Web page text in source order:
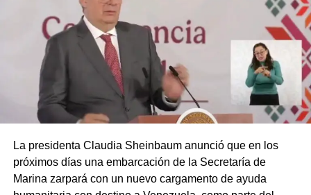
La presidenta Claudia Sheinbaum anunció que en los
próximos días una embarcación de la Secretaría de
Marina zarpará con un nuevo cargamento de ayuda